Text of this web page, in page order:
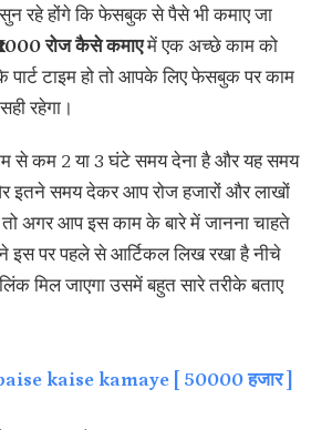
रहे होंगे कि फेसबुक से पैसे भी कमाए जा
रोज कैसे कमाएमें एक अच्छे काम को
पार्ट टाइम हो तो आपके लिए फेसबुक पर काम
रहेगा।
से कम 2 या 3 घंटे समय देना है और यह समय
इतने समय देकर आप रोज हजारों और लाखों
अगर आप इस काम के बारे में जानना चाहते
इस पर पहले से आर्टिकल लिख रखा है नीचे
मिल जाएगा उसमें बहुत सारे तरीके बताए
kaise kamaye [ 50000 हजार ]